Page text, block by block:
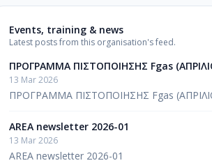
Events, training & news
Latest posts from this organisation's feed.
ΠΡΟΓΡΑΜΜΑ ΠΙΣΤΟΠΟΙΗΣΗΣ Fgas
13 Mar 2026
ΠΡΟΓΡΑΜΜΑ ΠΙΣΤΟΠΟΙΗΣΗΣ Fgas
AREA newsletter 2026-01
13 Mar 2026
AREA newsletter 2026-01